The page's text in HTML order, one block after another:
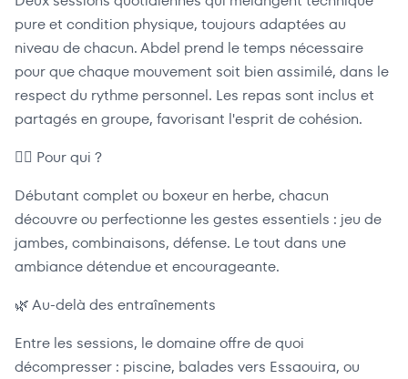
pure et condition physique, toujours adaptées au
niveau de chacun. Abdel prend le temps nécessaire
pour que chaque mouvement soit bien assimilé, dans le
respect du rythme personnel. Les repas sont inclus et
partagés en groupe, favorisant l'esprit de cohésion.
🏃‍♂️ Pour qui ?
Débutant complet ou boxeur en herbe, chacun
découvre ou perfectionne les gestes essentiels : jeu de
jambes, combinaisons, défense. Le tout dans une
ambiance détendue et encourageante.
🌿 Au-delà des entraînements
Entre les sessions, le domaine offre de quoi
décompresser : piscine, balades vers Essaouira, ou